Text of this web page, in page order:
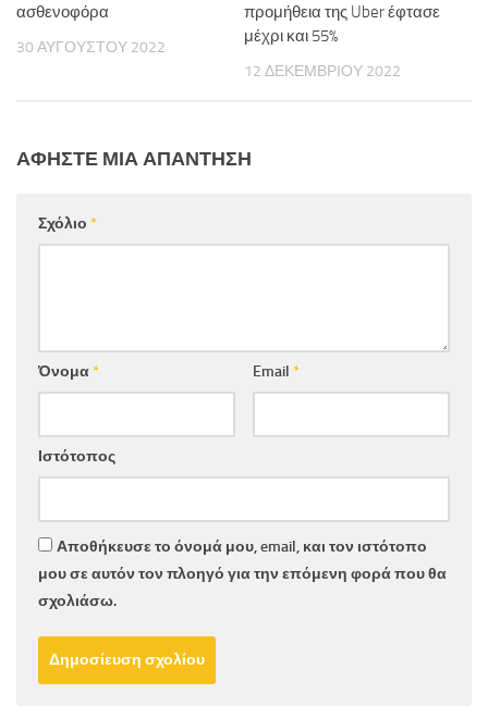
ασθενοφόρα
30 ΑΥΓΟΎΣΤΟΥ 2022
προμήθεια της Uber έφτασε
μέχρι και 55%
12 ΔΕΚΕΜΒΡΊΟΥ 2022
ΑΦΉΣΤΕ ΜΙΑ ΑΠΆΝΤΗΣΗ
Σχόλιο *
Όνομα* Email *
Ιστότοπος
Αποθήκευσε το όνομά μου, email, και τον ιστότοπο
μου σε αυτόν τον πλοηγό για την επόμενη φορά που θα
σχολιάσω.